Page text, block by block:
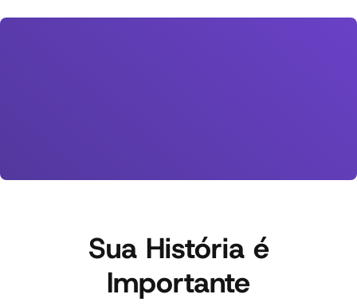
Sua História é
Importante